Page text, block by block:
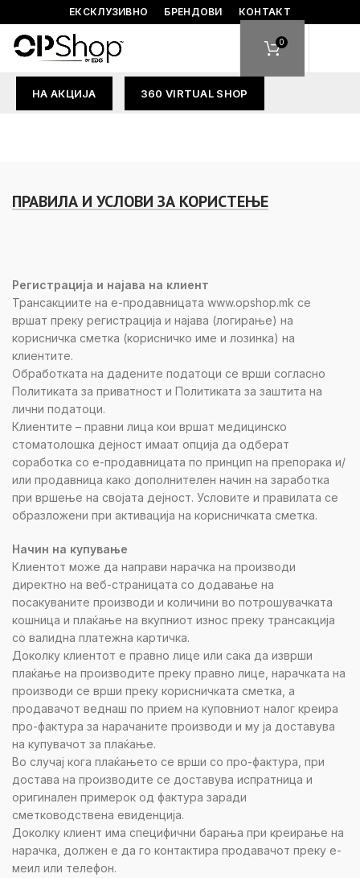
ЕКСКЛУЗИВНО БРЕНДОВИ КОНТАКТ
0
НА АКЦИЈА 360 VIRTUAL SHOP
ПРАВИЛА И УСЛОВИ ЗА КОРИСТЕЊЕ
Регистрација и најава на клиент
Трансакциите на е-продавницата www.opshop.mk се
вршат преку регистрација и најава (логирање) на
корисничка сметка (корисничко име и лозинка) на
клиентите.
Обработката на дадените податоци се врши согласно
Политиката за приватност и Политиката за заштита на
лични податоци.
Клиентите – правни лица кои вршат медицинско
стоматолошка дејност имаат опција да одберат
соработка со е-продавницата по принцип на препорака и/
или продавница како дополнителен начин на заработка
при вршење на својата дејност. Условите и правилата се
образложени при активација на корисничката сметка.
Начин на купување
Клиентот може да направи нарачка на производи
директно на веб-страницата со додавање на
посакуваните производи и количини во потрошувачката
кошница и плаќање на вкупниот износ преку трансакција
со валидна платежна картичка.
Доколку клиентот е правно лице или сака да изврши
плаќање на производите преку правно лице, нарачката на
производи се врши преку корисничката сметка, а
продавачот веднаш по прием на куповниот налог креира
про-фактура за нарачаните производи и му ја доставува
на купувачот за плаќање.
Во случај кога плаќањето се врши со про-фактура, при
достава на производите се доставува испратница и
оригинален примерок од фактура заради
сметководствена евиденција.
Доколку клиент има специфични барања при креирање на
нарачка, должен е да го контактира продавачот преку е-
меил или телефон.